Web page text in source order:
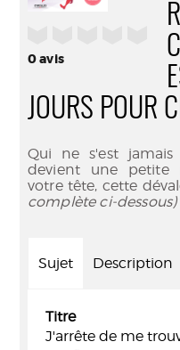
0avis
JOURS POUR
Qui ne s'est
devient une petite
votre tête, cette
complète ci-dessous)
Sujet Description
Titre
J'arrête de me